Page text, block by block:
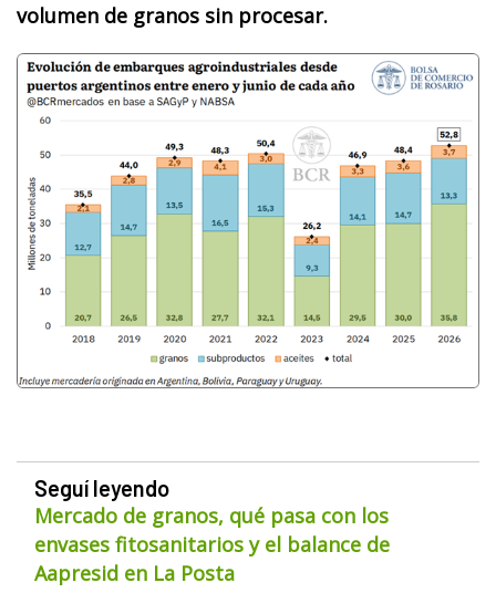
volumen de granos sin procesar.
Seguí leyendo
Mercado de granos, qué pasa con los
envases fitosanitarios y el balance de
Aapresid en La Posta